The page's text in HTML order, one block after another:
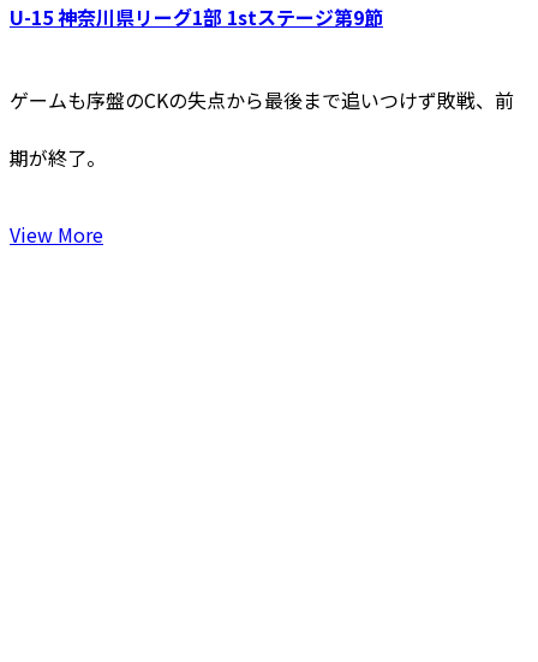
U-15 神奈川県リーグ1部 1stステージ第9節
ゲームも序盤のCKの失点から最後まで追いつけず敗戦、前
期が終了。
View More